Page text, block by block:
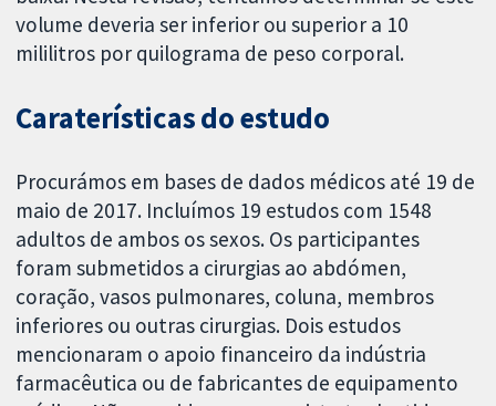
volume deveria ser inferior ou superior a 10
mililitros por quilograma de peso corporal.
Caraterísticas do estudo
Procurámos em bases de dados médicos até 19 de
maio de 2017. Incluímos 19 estudos com 1548
adultos de ambos os sexos. Os participantes
foram submetidos a cirurgias ao abdómen,
coração, vasos pulmonares, coluna, membros
inferiores ou outras cirurgias. Dois estudos
mencionaram o apoio financeiro da indústria
farmacêutica ou de fabricantes de equipamento